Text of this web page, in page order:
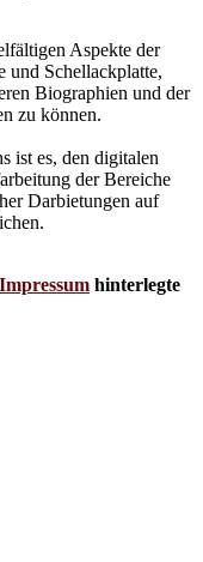
Aspekte der
und Schellackplatte,
Biographien und der
zu können.
ist es, den digitalen
der Bereiche
Darbietungen auf
Impressum hinterlegte